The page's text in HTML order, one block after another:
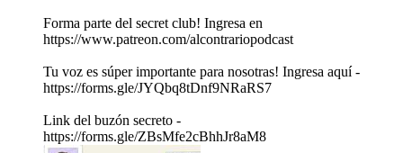
Forma parte del secret club! Ingresa en
https://www.patreon.com/alcontrariopodcast
Tu voz es súper importante para nosotras! Ingresa aquí -
https://forms.gle/JYQbq8tDnf9NRaRS7
Link del buzón secreto -
https://forms.gle/ZBsMfe2cBhhJr8aM8